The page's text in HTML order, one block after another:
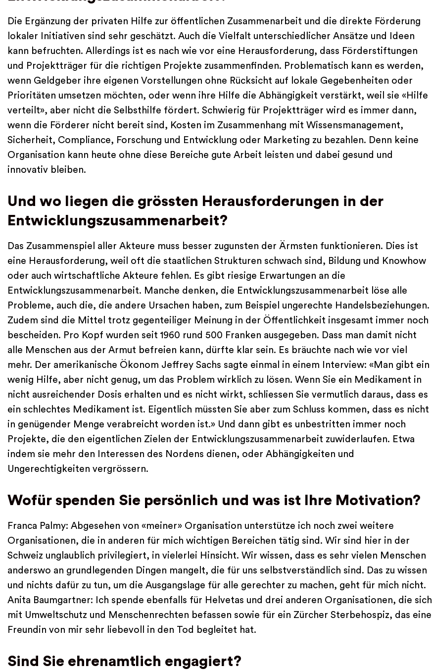
Die Ergänzung der privaten Hilfe zur öffentlichen Zusammenarbeit und die direkte Förderung
lokaler Initiativen sind sehr geschätzt. Auch die Vielfalt unterschiedlicher Ansätze und Ideen
kann befruchten. Allerdings ist es nach wie vor eine Herausforderung, dass Förderstiftungen
und Projektträger für die richtigen Projekte zusammenfinden. Problematisch kann es werden,
wenn Geldgeber ihre eigenen Vorstellungen ohne Rücksicht auf lokale Gegebenheiten oder
Prioritäten umsetzen möchten, oder wenn ihre Hilfe die Abhängigkeit verstärkt, weil sie «Hilfe
verteilt», aber nicht die Selbsthilfe fördert. Schwierig für Projektträger wird es immer dann,
wenn die Förderer nicht bereit sind, Kosten im Zusammenhang mit Wissensmanagement,
Sicherheit, Compliance, Forschung und Entwicklung oder Marketing zu bezahlen. Denn keine
Organisation kann heute ohne diese Bereiche gute Arbeit leisten und dabei gesund und
innovativ bleiben.
Und wo liegen die grössten Herausforderungen in der
Entwicklungszusammenarbeit?
Das Zusammenspiel aller Akteure muss besser zugunsten der Ärmsten funktionieren. Dies ist
eine Herausforderung, weil oft die staatlichen Strukturen schwach sind, Bildung und Knowhow
oder auch wirtschaftliche Akteure fehlen. Es gibt riesige Erwartungen an die
Entwicklungszusammenarbeit. Manche denken, die Entwicklungszusammenarbeit löse alle
Probleme, auch die, die andere Ursachen haben, zum Beispiel ungerechte Handelsbeziehungen.
Zudem sind die Mittel trotz gegenteiliger Meinung in der Öffentlichkeit insgesamt immer noch
bescheiden. Pro Kopf wurden seit 1960 rund 500 Franken ausgegeben. Dass man damit nicht
alle Menschen aus der Armut befreien kann, dürfte klar sein. Es bräuchte nach wie vor viel
mehr. Der amerikanische Ökonom Jeffrey Sachs sagte einmal in einem Interview: «Man gibt ein
wenig Hilfe, aber nicht genug, um das Problem wirklich zu lösen. Wenn Sie ein Medikament in
nicht ausreichender Dosis erhalten und es nicht wirkt, schliessen Sie vermutlich daraus, dass es
ein schlechtes Medikament ist. Eigentlich müssten Sie aber zum Schluss kommen, dass es nicht
in genügender Menge verabreicht worden ist.» Und dann gibt es unbestritten immer noch
Projekte, die den eigentlichen Zielen der Entwicklungszusammenarbeit zuwiderlaufen. Etwa
indem sie mehr den Interessen des Nordens dienen, oder Abhängigkeiten und
Ungerechtigkeiten vergrössern.
Wofür spenden Sie persönlich und was ist Ihre Motivation?
Franca Palmy: Abgesehen von «meiner» Organisation unterstütze ich noch zwei weitere
Organisationen, die in anderen für mich wichtigen Bereichen tätig sind. Wir sind hier in der
Schweiz unglaublich privilegiert, in vielerlei Hinsicht. Wir wissen, dass es sehr vielen Menschen
anderswo an grundlegenden Dingen mangelt, die für uns selbstverständlich sind. Das zu wissen
und nichts dafür zu tun, um die Ausgangslage für alle gerechter zu machen, geht für mich nicht.
Anita Baumgartner: Ich spende ebenfalls für Helvetas und drei anderen Organisationen, die sich
mit Umweltschutz und Menschenrechten befassen sowie für ein Zürcher Sterbehospiz, das eine
Freundin von mir sehr liebevoll in den Tod begleitet hat.
Sind Sie ehrenamtlich engagiert?